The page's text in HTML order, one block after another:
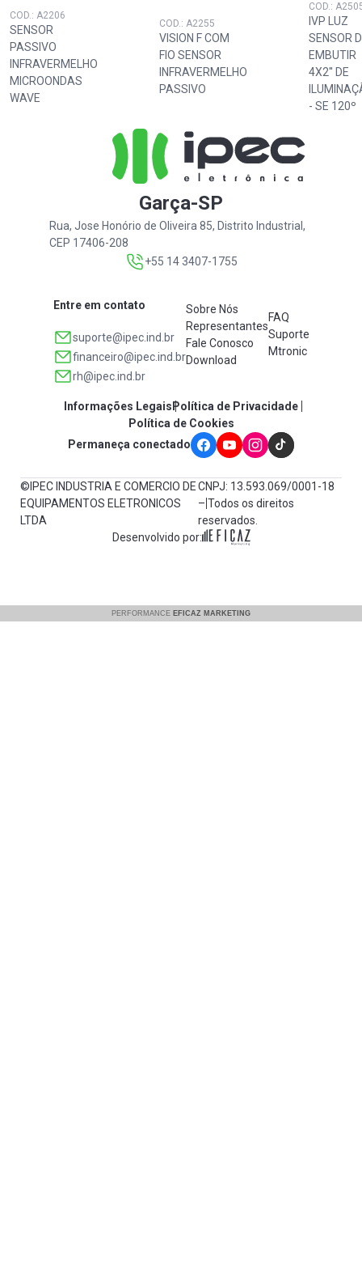
COD.: A2206
SENSOR
PASSIVO
INFRAVERMELHO
MICROONDAS
WAVE
COD.: A2255
VISION F COM
FIO SENSOR
INFRAVERMELHO
PASSIVO
COD.:
IVP LUZ
SENSOR
EMBUTIR
4X2'' DE
- SE 120º
Garça-SP
Rua, Jose Honório de Oliveira 85, Distrito Industrial,
CEP 17406-208
+55 14 3407-1755
Entre em contato
suporte@ipec.ind.br
financeiro@ipec.ind.br
rh@ipec.ind.br
Sobre Nós
Representantes
Fale Conosco
Download
FAQ
Suporte
Mtronic
Informações LegaisPolítica de Privacidade
Política de Cookies
Permaneça conectado
©IPEC INDUSTRIA E COMERCIO DE
EQUIPAMENTOS ELETRONICOS
LTDA
CNPJ: 13.593.069/0001-18
– Todos os direitos
reservados.
Desenvolvido por: